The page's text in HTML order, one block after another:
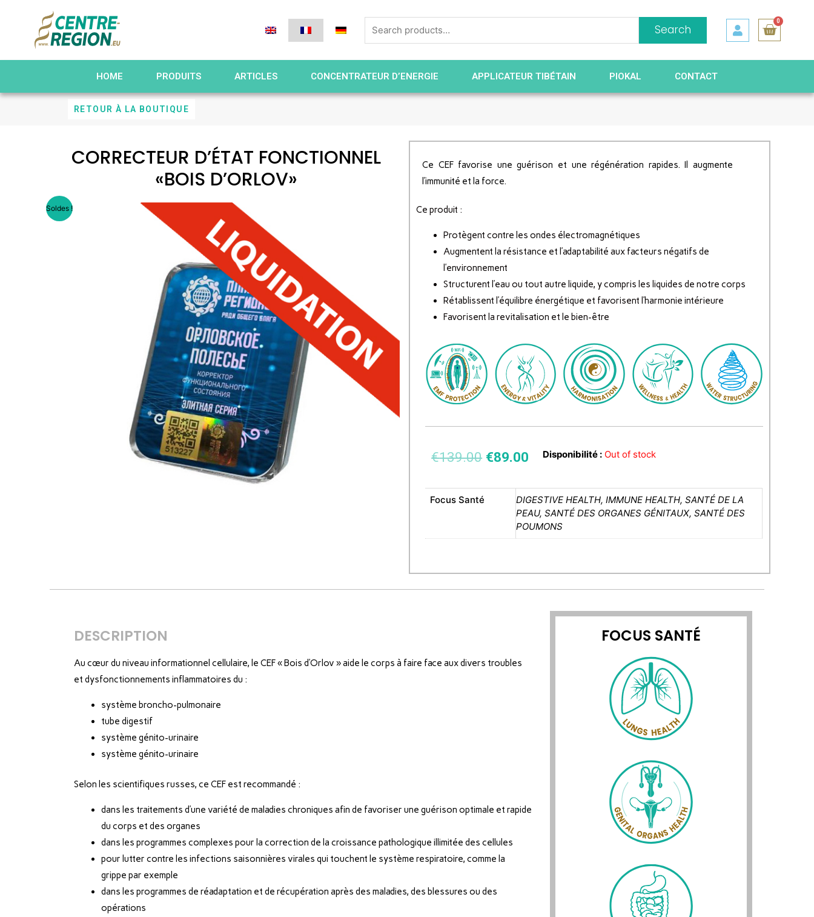
Search
0
HOME PRODUITS ARTICLES CONCENTRATEUR D’ENERGIE APPLICATEUR TIBÉTAIN PIOKAL CONTACT
RETOUR À LA BOUTIQUE
CORRECTEUR D’ÉTAT FONCTIONNEL
«BOIS D’ORLOV»
Soldes !
Ce CEF favorise une guérison et une régénération rapides. Il augmente
l’immunité et la force.
Ce produit :
Protègent contre les ondes électromagnétiques
Augmentent la résistance et l’adaptabilité aux facteurs négatifs de
l’environnement
Structurent l’eau ou tout autre liquide, y compris les liquides de notre corps
Rétablissent l’équilibre énergétique et favorisent l’harmonie intérieure
Favorisent la revitalisation et le bien-être
€139.00 €89.00 Disponibilité : Out of stock
Focus Santé
DIGESTIVE HEALTH, IMMUNE HEALTH, SANTÉ DE LA
PEAU, SANTÉ DES ORGANES GÉNITAUX, SANTÉ DES
POUMONS
DESCRIPTION
Au cœur du niveau informationnel cellulaire, le CEF « Bois d’Orlov » aide le corps à faire face aux divers troubles
et dysfonctionnements inflammatoires du :
système broncho-pulmonaire
tube digestif
système génito-urinaire
système génito-urinaire
Selon les scientifiques russes, ce CEF est recommandé :
dans les traitements d’une variété de maladies chroniques afin de favoriser une guérison optimale et rapide
du corps et des organes
dans les programmes complexes pour la correction de la croissance pathologique illimitée des cellules
pour lutter contre les infections saisonnières virales qui touchent le système respiratoire, comme la
grippe par exemple
dans les programmes de réadaptation et de récupération après des maladies, des blessures ou des
opérations
FOCUS SANTÉ